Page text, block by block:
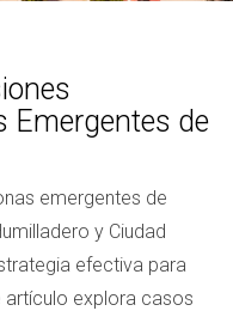
Emergentes de
emergentes de
y Ciudad
efectiva para
explora casos